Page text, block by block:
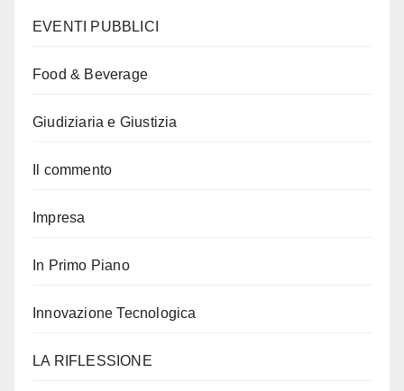
EVENTI PUBBLICI
Food & Beverage
Giudiziaria e Giustizia
Il commento
Impresa
In Primo Piano
Innovazione Tecnologica
LA RIFLESSIONE